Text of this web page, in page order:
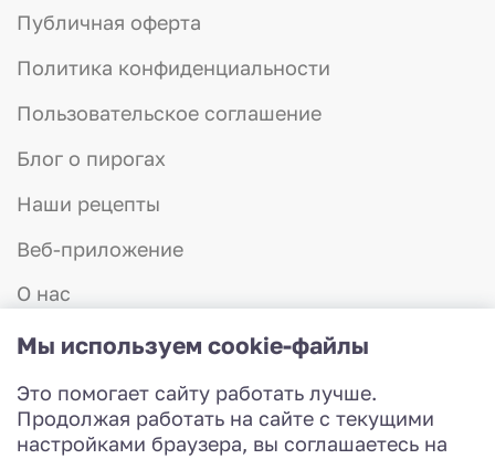
Публичная оферта
Политика конфиденциальности
Пользовательское соглашение
Блог о пирогах
Наши рецепты
Веб-приложение
О нас
Отзывы
Контакты
8 (831) 423-57-75
Работаем с 8:00 до 20:00
Мы используем cookie-файлы
Это помогает сайту работать лучше.
Продолжая работать на сайте с текущими
настройками браузера, вы соглашаетесь на